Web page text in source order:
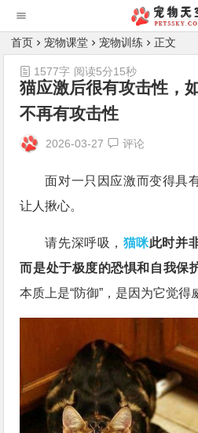
首页 宠物课堂 宠物训练 正文
猫应激后很有攻击性，
不再有攻击性
2026-03-27 评论
1577字 阅读5分15秒
面对一只因应激而变得具
让人揪心。
请先深呼吸， 猫咪此时并
而是处于极度的恐惧和自我保
本质上是“防御”，是因为它觉得